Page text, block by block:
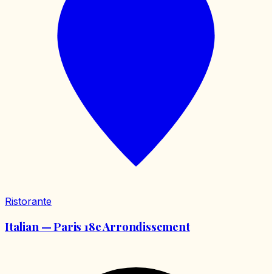
Ristorante
Italian — Paris 18e Arrondissement